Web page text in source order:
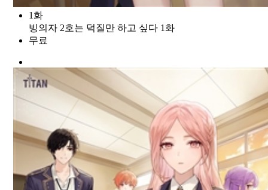
1화
빙의자 2호는 덕질만 하고 싶다 1화
무료